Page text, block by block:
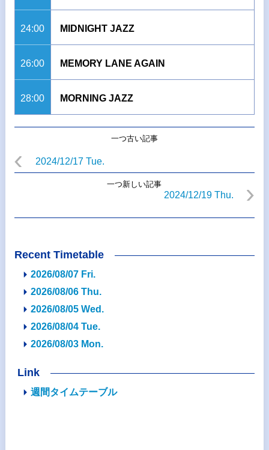
24:00 MIDNIGHT JAZZ
26:00 MEMORY LANE AGAIN
28:00 MORNING JAZZ
一つ古い記事
2024/12/17 Tue.
一つ新しい記事
2024/12/19 Thu.
Recent Timetable
2026/08/07 Fri.
2026/08/06 Thu.
2026/08/05 Wed.
2026/08/04 Tue.
2026/08/03 Mon.
Link
週間タイムテーブル